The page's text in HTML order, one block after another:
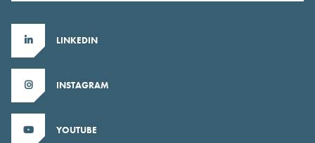
LINKEDIN
INSTAGRAM
YOUTUBE